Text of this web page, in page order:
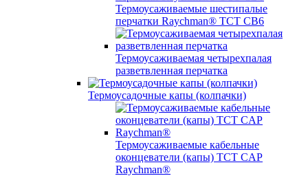
Термоусаживаемые шестипалые
перчатки Raychman® ТСТ СВ6
Термоусаживаемая четырехпалая
разветвленная перчатка
Термоусадочные капы (колпачки)
Термоусаживаемые кабельные
оконцеватели (капы) ТCT CAP
Raychman®